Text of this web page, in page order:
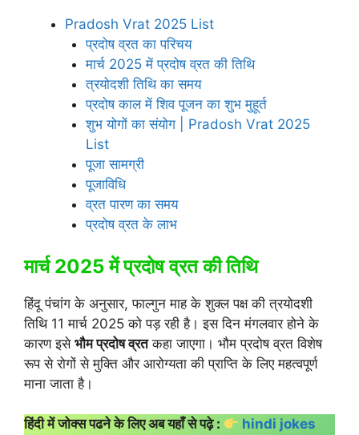
Pradosh Vrat 2025 List
प्रदोष व्रत का परिचय
मार्च 2025 में प्रदोष व्रत की तिथि
त्रयोदशी तिथि का समय
प्रदोष काल में शिव पूजन का शुभ मुहूर्त
शुभ योगों का संयोग | Pradosh Vrat 2025
List
पूजा सामग्री
पूजाविधि
व्रत पारण का समय
प्रदोष व्रत के लाभ
मार्च 2025 में प्रदोष व्रत की तिथि
हिंदू पंचांग के अनुसार, फाल्गुन माह के शुक्ल पक्ष की त्रयोदशी
तिथि 11 मार्च 2025 को पड़ रही है। इस दिन मंगलवार होने के
कारण इसे भौम प्रदोष व्रतकहा जाएगा। भौम प्रदोष व्रत विशेष
रूप से रोगों से मुक्ति और आरोग्यता की प्राप्ति के लिए महत्वपूर्ण
माना जाता है।
हिंदी में जोक्स पढने के लिए अब यहाँ से पढ़े :
hindi jokes